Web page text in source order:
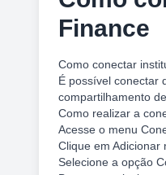
Finance
Como conectar
É possível conectar
compartilhamento
Como realizar a
Acesse o menu
Clique em Adicionar
Selecione a opção